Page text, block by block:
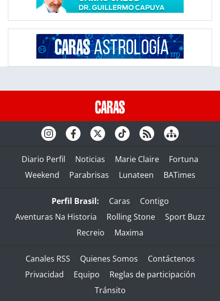
Diario Perfil Noticias Marie Claire
Fortuna
Weekend
Parabrisas Lunateen BATimes
Perfil Brasil: Caras
Contigo
Aventuras Na Historia
Rolling Stone
Sport Buzz
Recreio
Maxima
Canales RSS Quienes Somos
Contáctenos
Privacidad
Equipo
Reglas de participación
Tránsito